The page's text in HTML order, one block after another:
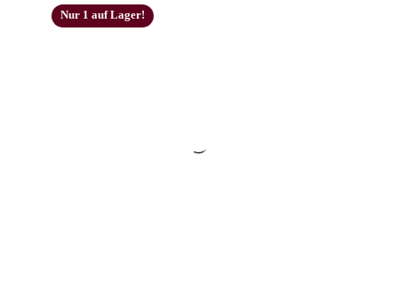
Nur 1 auf Lager!